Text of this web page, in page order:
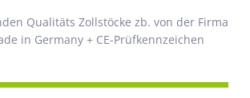
Qualitäts Zollstöcke zb. von der Firma
in Germany + CE-Prüfkennzeichen